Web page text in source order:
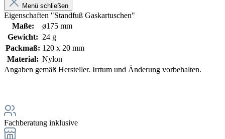
Menü schließen
Eigenschaften "Standfuß Gaskartuschen"
Maße:
ø175 mm
Gewicht: 24 g
Packmaß: 120 x 20 mm
Material: Nylon
Angaben gemäß Hersteller. Irrtum und Änderung vorbehalten.
Fachberatung inklusive